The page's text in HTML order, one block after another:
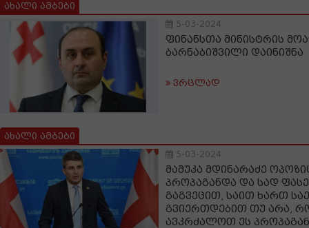
ახალი ამბები
5-03-2024
ფინანსთა მინისტრის
ბარნაბიშვილი დაინიშნა
ვრცლად
ახალი ამბები
5-03-2024
მამუკა მდინარაძე
პროპაგანდა და სად
გაგვეცით, საით ხართ
გვიერთდებით თუ არა,
ავკრძალოთ ეს